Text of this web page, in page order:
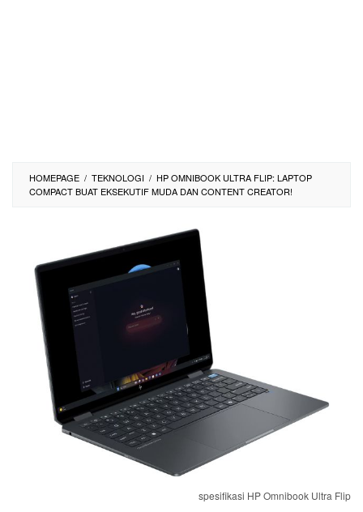
HOMEPAGE / TEKNOLOGI / HP OMNIBOOK ULTRA FLIP: LAPTOP
COMPACT BUAT EKSEKUTIF MUDA DAN CONTENT CREATOR!
spesifikasi HP Omnibook Ultra Flip